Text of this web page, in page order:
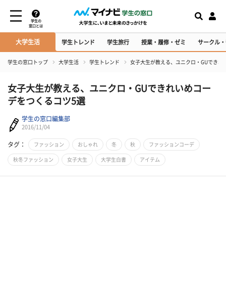
学生の
窓口とは
大学生活 学生トレンド 学生旅行 授業・履修・ゼミ サークル
学生の窓口トップ 大学生活 学生トレンド 女子大生が教える、ユニクロ・GUできれ
女子大生が教える、ユニクロ・GUできれいめコー
デをつくるコツ5選
学生の窓口編集部
2016/11/04
タグ： ファッション おしゃれ 冬 秋 ファッションコーデ
秋冬ファッション 女子大生 大学生白書 アイテム